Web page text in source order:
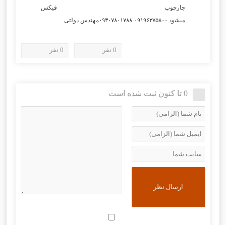
چارچوب فیکس
میشود.۰۹۱۹۶۳۷۵۸۰۰-۰۹۳۰۷۸۰۱۷۸۸مهندس دولتی
0 نفر 0 نفر
0 تا کنون ثبت شده است